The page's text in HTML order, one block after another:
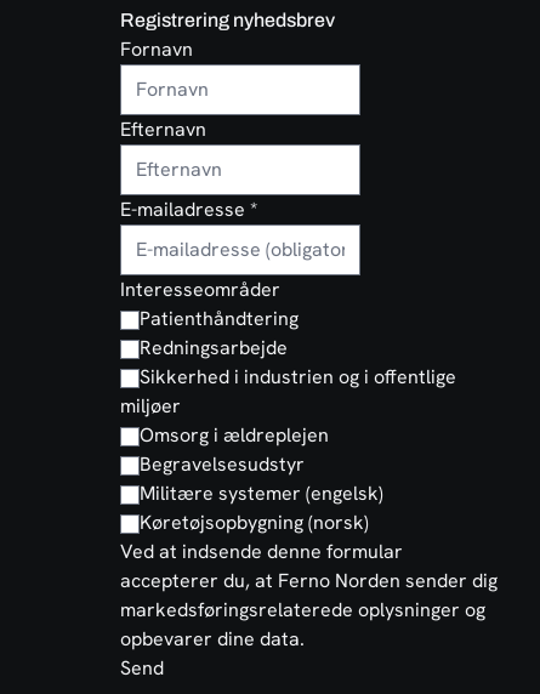
Registrering nyhedsbrev
Fornavn
Efternavn
E-mailadresse *
Interesseområder
Patienthåndtering
Redningsarbejde
Sikkerhed i industrien og i offentlige
miljøer
Omsorg i ældreplejen
Begravelsesudstyr
Militære systemer (engelsk)
Køretøjsopbygning (norsk)
Ved at indsende denne formular
accepterer du, at Ferno Norden sender dig
markedsføringsrelaterede oplysninger og
opbevarer dine data.
Send